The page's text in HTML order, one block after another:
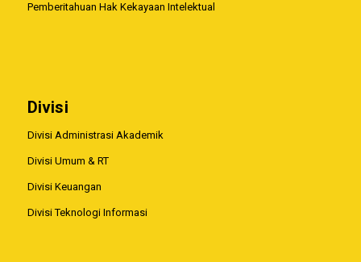
Pemberitahuan Hak Kekayaan Intelektual
Divisi
Divisi Administrasi Akademik
Divisi Umum & RT
Divisi Keuangan
Divisi Teknologi Informasi